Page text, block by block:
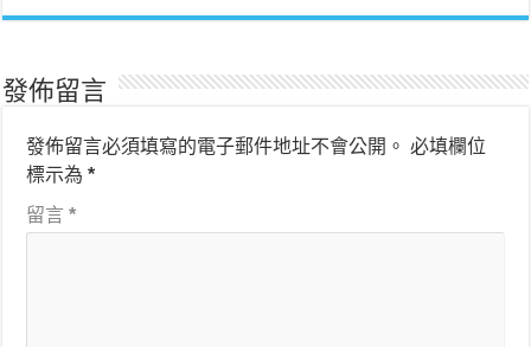
發佈留言
發佈留言必須填寫的電子郵件地址不會公開。 必填欄位
標示為*
留言*